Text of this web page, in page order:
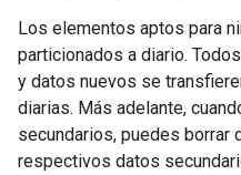
Los elementos aptos para
particionados a diario.
y datos nuevos se
diarias. Más adelante,
secundarios, puedes borrar
respectivos datos